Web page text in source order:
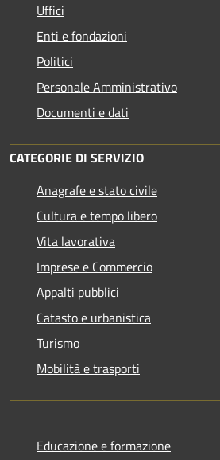
Uffici
Enti e fondazioni
Politici
Personale Amministrativo
Documenti e dati
CATEGORIE DI SERVIZIO
Anagrafe e stato civile
Cultura e tempo libero
Vita lavorativa
Imprese e Commercio
Appalti pubblici
Catasto e urbanistica
Turismo
Mobilità e trasporti
Educazione e formazione